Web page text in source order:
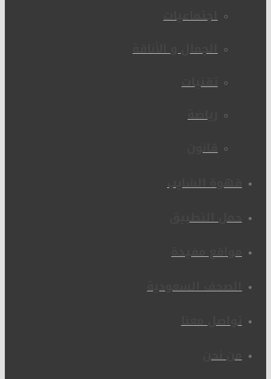
اجتماعيات
الجمال و الأناقة
تقنيات
رياضة
قانون
قهوة الشايب
حمل التطبيق
مواقع مفيدة
الصحف السعودية
تواصل معنا
من نحن